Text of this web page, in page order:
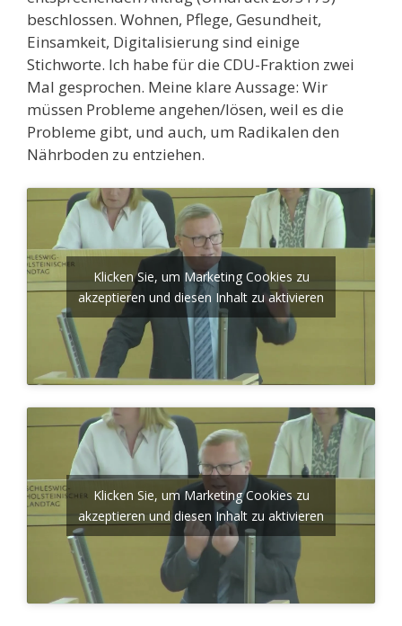
beschlossen. Wohnen, Pflege, Gesundheit,
Einsamkeit, Digitalisierung sind einige
Stichworte. Ich habe für die CDU-Fraktion zwei
Mal gesprochen. Meine klare Aussage: Wir
müssen Probleme angehen/lösen, weil es die
Probleme gibt, und auch, um Radikalen den
Nährboden zu entziehen.
Klicken Sie, um Marketing Cookies zu
akzeptieren und diesen Inhalt zu aktivieren
Klicken Sie, um Marketing Cookies zu
akzeptieren und diesen Inhalt zu aktivieren